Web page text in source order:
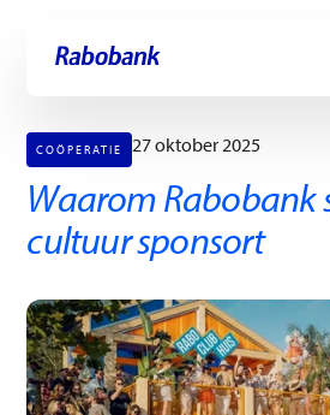
Ga direct naar:Hoofdinhoud
COÖPERATIE 27 oktober 2025
Waarom Rabobank
cultuur sponsort